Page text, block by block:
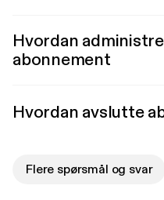
Hvordan
abonnement
Hvordan avslutte
Flere spørsmål og svar